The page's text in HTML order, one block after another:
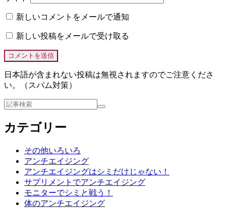
新しいコメントをメールで通知
新しい投稿をメールで受け取る
日本語が含まれない投稿は無視されますのでご注意くださ
い。（スパム対策）
カテゴリー
その他いろいろ
アンチエイジング
アンチエイジングはシミだけじゃない！
サプリメントでアンチエイジング
モニターでシミと戦う！
体のアンチエイジング